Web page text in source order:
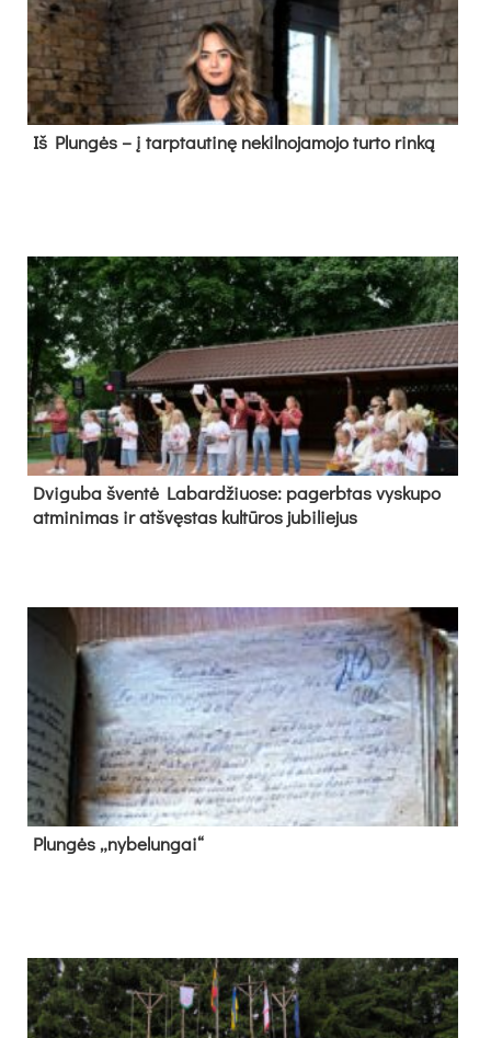
Iš Plungės – į tarptautinę nekilnojamojo turto rinką
Dvi­gu­ba šven­tė La­bar­džiuo­se: pa­gerb­tas vys­ku­po
at­mi­ni­mas ir at­švęs­tas kul­tū­ros ju­bi­lie­jus
Plun­gės „ny­be­lun­gai“